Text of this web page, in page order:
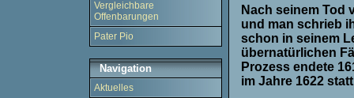
Vergleichbare
Offenbarungen
Pater Pio
Navigation
Aktuelles
Nach seinem Tod
und man schrieb
schon in seinem
übernatürlichen
Prozess endete
im Jahre 1622